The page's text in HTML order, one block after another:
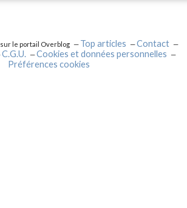
sur le portail Overblog Top articles
Contact
C.G.U.
Cookies et données personnelles
Préférences cookies